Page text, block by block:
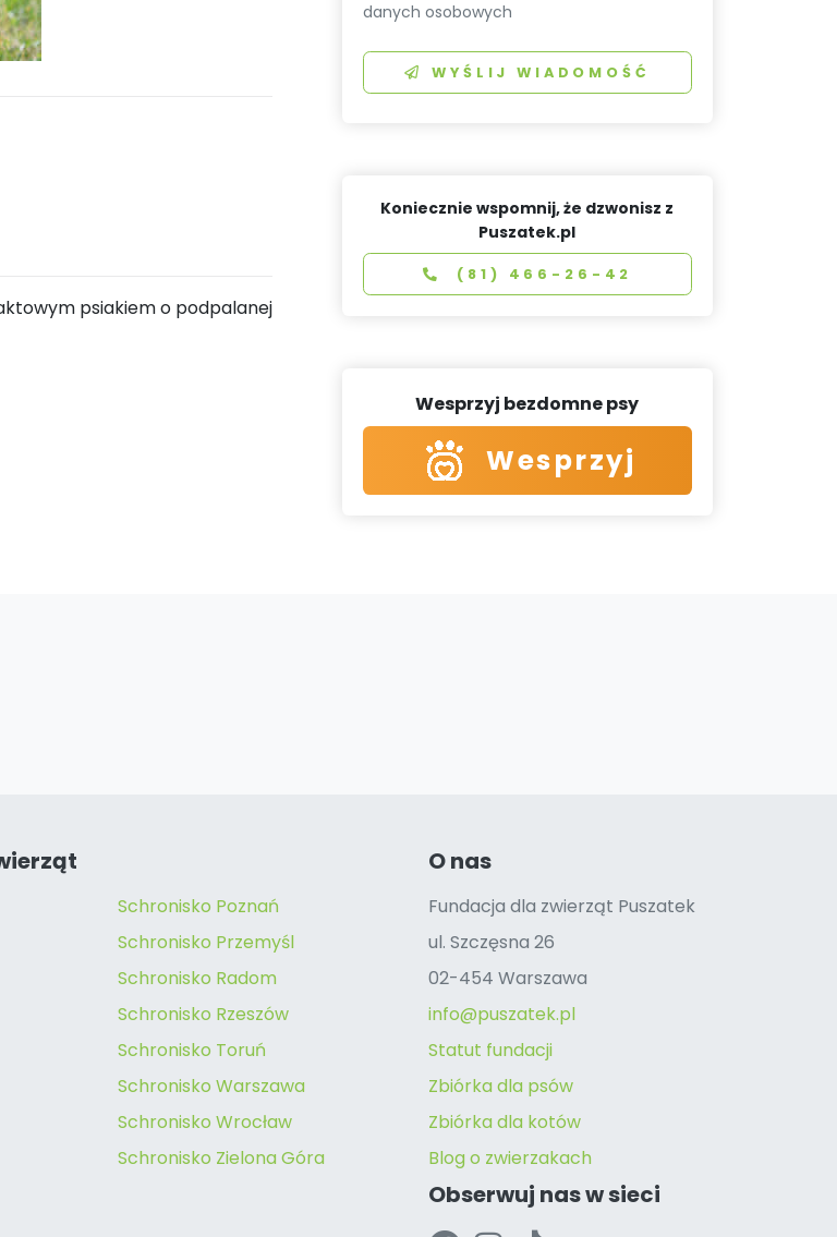
psiakiem o podpalanej
danych osobowych
WYŚLIJ WIADOMOŚĆ
Koniecznie wspomnij, że dzwonisz z
Puszatek.pl
(81) 466-26-42
Wesprzyj bezdomne psy
Wesprzyj
Schronisko Poznań
Schronisko Przemyśl
Schronisko Radom
Schronisko Rzeszów
Schronisko Toruń
Schronisko Warszawa
Schronisko Wrocław
Schronisko Zielona Góra
O nas
Fundacja dla zwierząt Puszatek
ul. Szczęsna 26
02-454 Warszawa
info@puszatek.pl
Statut fundacji
Zbiórka dla psów
Zbiórka dla kotów
Blog o zwierzakach
Obserwuj nas w sieci